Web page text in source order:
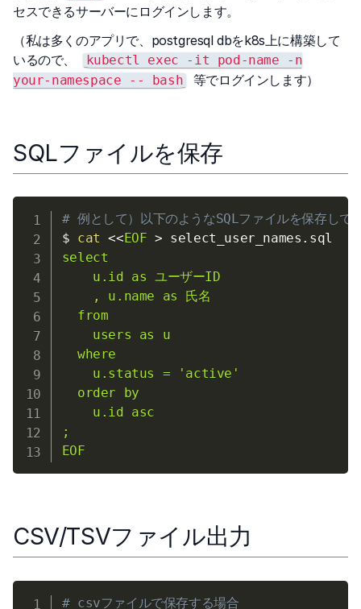
セスできるサーバーにログインします。
（私は多くのアプリで、postgresql dbをk8s上に構築して
いるので、
kubectl exec -it pod-name -n
your-namespace -- bash
等でログインします）
SQLファイルを保存
# 例として）以下のようなSQLファイルを保存して
$ cat << EOF > select_user_names.sql
select
    u.id as ユーザーID
    , u.name as 氏名
  from
    users as u
  where
    u.status = 'active'
  order by
    u.id asc
;
EOF
CSV/TSVファイル出力
# csvファイルで保存する場合